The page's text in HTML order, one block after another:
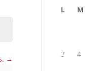
L M
3 4